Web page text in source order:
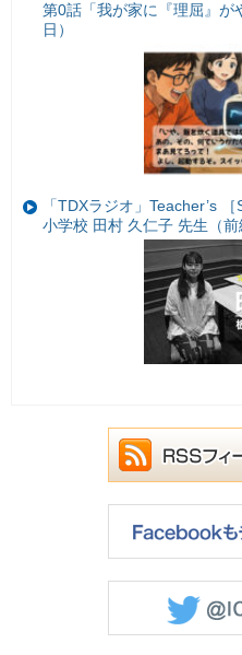
第0話「我が家に『理屈』が
日）
「TDXラジオ」Teacher’s
小学校 田村 久仁子 先生（前